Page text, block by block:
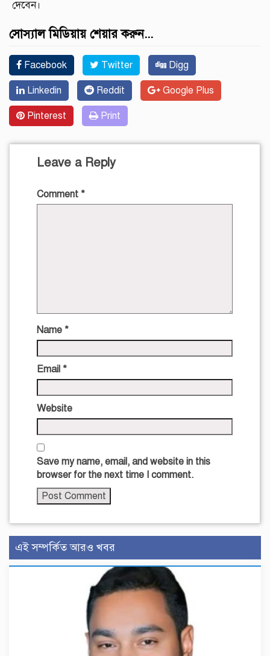
দেবেন।
সোস্যাল মিডিয়ায় শেয়ার করুন...
Facebook Twitter Digg
Linkedin Reddit Google Plus
Pinterest Print
Leave a Reply
Comment *
Name *
Email *
Website
Save my name, email, and website in this
browser for the next time I comment.
এই সম্পর্কিত আরও খবর